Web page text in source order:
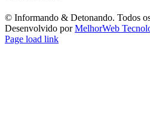
©️ Informando & Detonando. Todos
Desenvolvido porMelhorWeb
Page load link